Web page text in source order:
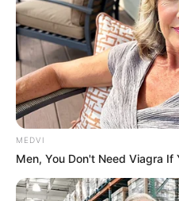
MEDVI
Men, You Don't Need Viagra If